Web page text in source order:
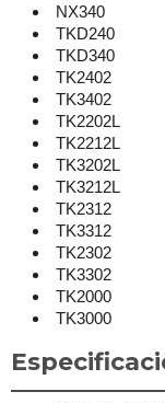
NX340
TKD240
TKD340
TK2402
TK3402
TK2202L
TK2212L
TK3202L
TK3212L
TK2312
TK3312
TK2302
TK3302
TK2000
TK3000